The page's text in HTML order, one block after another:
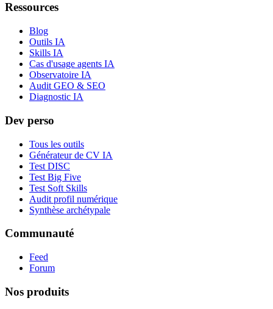
Ressources
Blog
Outils IA
Skills IA
Cas d'usage agents IA
Observatoire IA
Audit GEO & SEO
Diagnostic IA
Dev perso
Tous les outils
Générateur de CV IA
Test DISC
Test Big Five
Test Soft Skills
Audit profil numérique
Synthèse archétypale
Communauté
Feed
Forum
Nos produits